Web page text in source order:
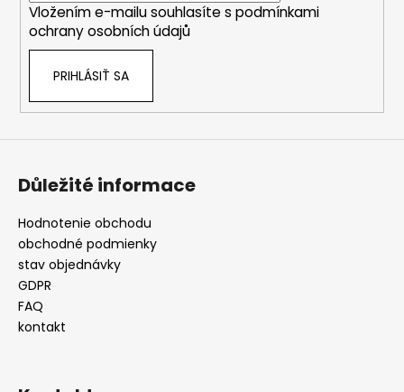
Vložením e-mailu souhlasíte s podmínkami
ochrany osobních údajů
PRIHLÁSIŤ SA
Důležité informace
Hodnotenie obchodu
obchodné podmienky
stav objednávky
GDPR
FAQ
kontakt